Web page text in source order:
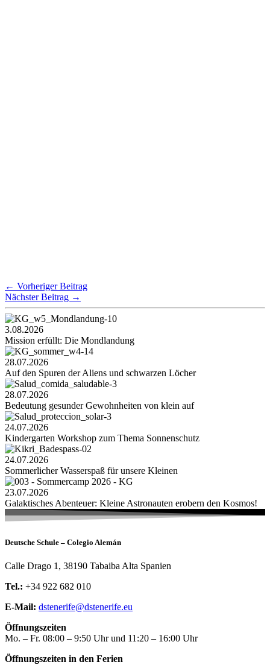
← Vorheriger Beitrag
Nächster Beitrag →
3.08.2026
Mission erfüllt: Die Mondlandung
28.07.2026
Auf den Spuren der Aliens und schwarzen Löcher
28.07.2026
Bedeutung gesunder Gewohnheiten von klein auf
24.07.2026
Kindergarten Workshop zum Thema Sonnenschutz
24.07.2026
Sommerlicher Wasserspaß für unsere Kleinen
23.07.2026
Galaktisches Abenteuer: Kleine Astronauten erobern den Kosmos!
Deutsche Schule – Colegio Alemán
Calle Drago 1, 38190 Tabaiba Alta Spanien
Tel.: +34 922 682 010
E-Mail: dstenerife@dstenerife.eu
Öffnungszeiten
Mo. – Fr. 08:00 – 9:50 Uhr und 11:20 – 16:00 Uhr
Öffnungszeiten in den Ferien